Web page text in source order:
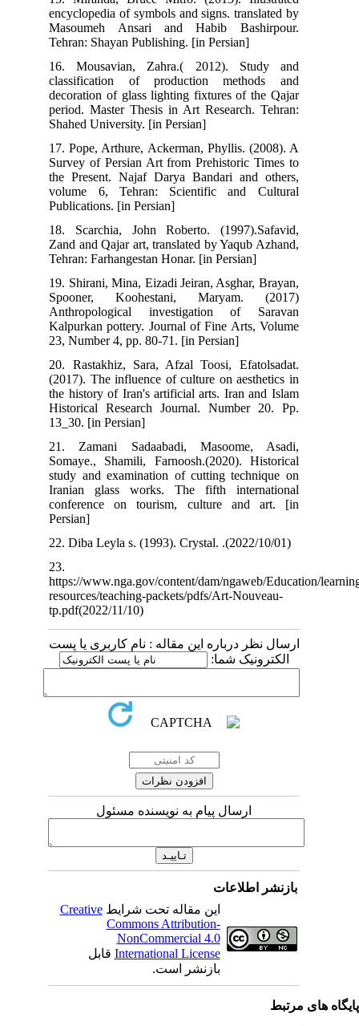
encyclopedia of symbols and signs. translated by
Masoumeh Ansari and Habib Bashirpour.
Tehran: Shayan Publishing. [in Persian]
16. Mousavian, Zahra.( 2012). Study and
classification of production methods and
decoration of glass lighting fixtures of the Qajar
period. Master Thesis in Art Research. Tehran:
Shahed University. [in Persian]
17. Pope, Arthure, Ackerman, Phyllis. (2008). A
Survey of Persian Art from Prehistoric Times to
the Present. Najaf Darya Bandari and others,
volume 6, Tehran: Scientific and Cultural
Publications. [in Persian]
18. Scarchia, John Roberto. (1997).Safavid,
Zand and Qajar art, translated by Yaqub Azhand,
Tehran: Farhangestan Honar. [in Persian]
19. Shirani, Mina, Eizadi Jeiran, Asghar, Brayan,
Spooner, Koohestani, Maryam. (2017)
Anthropological investigation of Saravan
Kalpurkan pottery. Journal of Fine Arts, Volume
23, Number 4, pp. 80-71. [in Persian]
20. Rastakhiz, Sara, Afzal Toosi, Efatolsadat.
(2017). The influence of culture on aesthetics in
the history of Iran's artificial arts. Iran and Islam
Historical Research Journal. Number 20. Pp.
13_30. [in Persian]
21. Zamani Sadaabadi, Masoome, Asadi,
Somaye., Shamili, Farnoosh.(2020). Historical
study and examination of cutting technique on
Iranian glass works. The fifth international
conference on tourism, culture and art. [in
22. Diba Leyla s. (1993). Crystal..(2022/10/01)
https://www.nga.gov/content/dam/ngaweb/
resources/teaching-packets/pdfs/Art-Nouveau-
tp.pdf(2022/11/10)
ارسال نظر درباره این مقاله : نام کاربری یا پست
الکترونیک شما:
ارسال پیام به نویسنده مسئول
بازنشر اطلاعات
این مقاله تحت شرایطCreative
Commons Attribution-
NonCommercial 4.0
International Licenseقابل
بازنشر است.
مرتبط